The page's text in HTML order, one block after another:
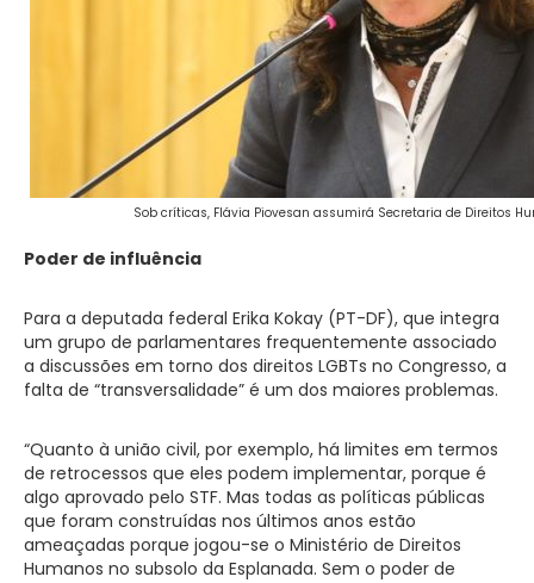
Sob críticas, Flávia Piovesan assumirá Secretaria de Direitos
Poder de influência
Para a deputada federal Erika Kokay (PT-DF), que integra
um grupo de parlamentares frequentemente associado
a discussões em torno dos direitos LGBTs no Congresso, a
falta de “transversalidade” é um dos maiores problemas.
“Quanto à união civil, por exemplo, há limites em termos
de retrocessos que eles podem implementar, porque é
algo aprovado pelo STF. Mas todas as políticas públicas
que foram construídas nos últimos anos estão
ameaçadas porque jogou-se o Ministério de Direitos
Humanos no subsolo da Esplanada. Sem o poder de